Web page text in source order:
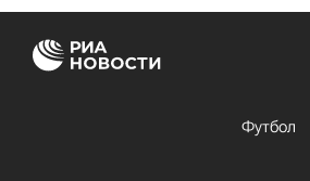
Футбол